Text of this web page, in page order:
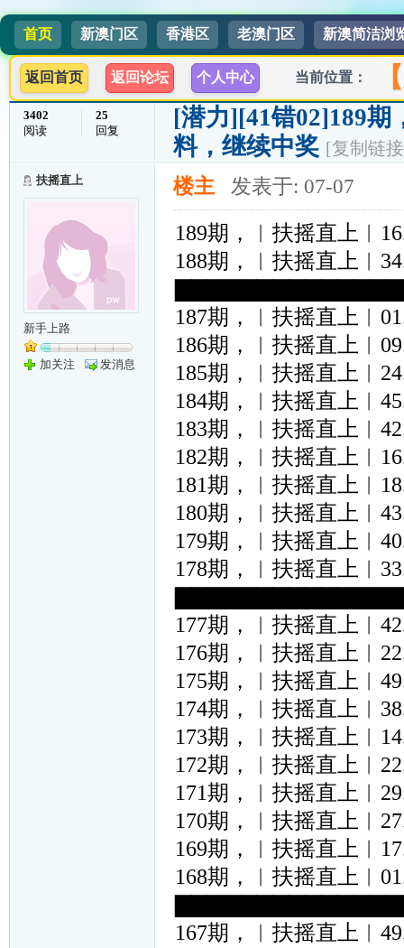
首页 新澳门区 香港区 老澳门区 新澳简洁浏
返回首页 返回论坛 个人中心 当前位置：
3402
阅读
25
回复
[潜力][41错02]189
料，继续中奖 [复制链
扶摇直上
新手上路
加关注 发消息
楼主 发表于: 07-07
189期，︱扶摇直上
188期，︱扶摇直上
187期，︱扶摇直上
186期，︱扶摇直上
185期，︱扶摇直上
184期，︱扶摇直上
183期，︱扶摇直上
182期，︱扶摇直上
181期，︱扶摇直上
180期，︱扶摇直上
179期，︱扶摇直上
178期，︱扶摇直上
177期，︱扶摇直上
176期，︱扶摇直上
175期，︱扶摇直上
174期，︱扶摇直上
173期，︱扶摇直上
172期，︱扶摇直上
171期，︱扶摇直上
170期，︱扶摇直上
169期，︱扶摇直上
168期，︱扶摇直上
167期，︱扶摇直上